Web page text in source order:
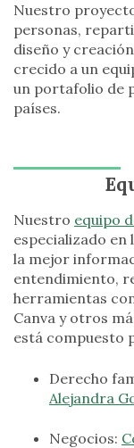
Nuestro
personas,
diseño y
crecido a un
un portafolio de
países.
Nuestro equipo
especializado
la mejor
entendimiento,
herramientas
Canva y otros
está compuesto
Derecho
Alejandra
Negocios: